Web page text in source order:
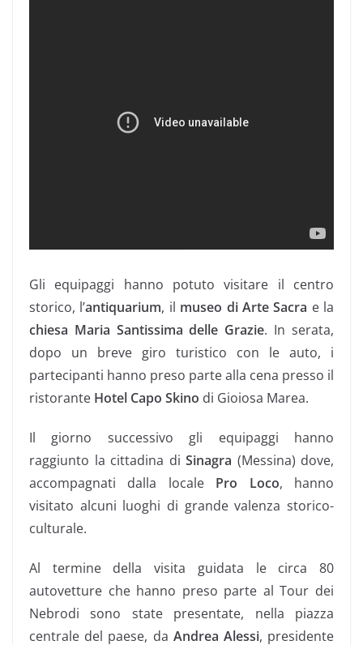
Gli equipaggi hanno potuto visitare il centro
storico, l’antiquarium, il museo di Arte Sacra e la
chiesa Maria Santissima delle Grazie. In serata,
dopo un breve giro turistico con le auto, i
partecipanti hanno preso parte alla cena presso il
ristorante Hotel Capo Skino di Gioiosa Marea.
Il giorno successivo gli equipaggi hanno
raggiunto la cittadina di Sinagra (Messina) dove,
accompagnati dalla locale Pro Loco, hanno
visitato alcuni luoghi di grande valenza storico-
culturale.
Al termine della visita guidata le circa 80
autovetture che hanno preso parte al Tour dei
Nebrodi sono state presentate, nella piazza
centrale del paese, da Andrea Alessi, presidente